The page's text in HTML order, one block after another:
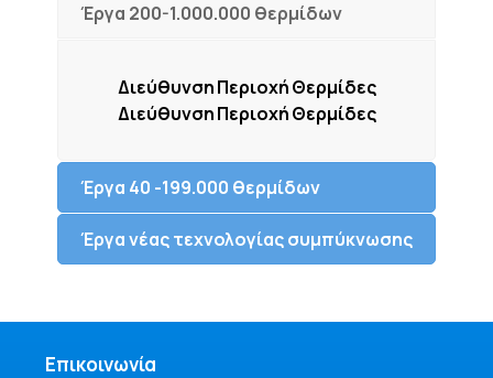
Έργα 200-1.000.000 θερμίδων
ΔιεύθυνσηΠεριοχήΘερμίδες
ΔιεύθυνσηΠεριοχήΘερμίδες
Έργα 40 -199.000 θερμίδων
Έργα νέας τεχνολογίας συμπύκνωσης
Επικοινωνία